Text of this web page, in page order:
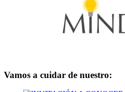
Vamos a cuidar de nuestro: